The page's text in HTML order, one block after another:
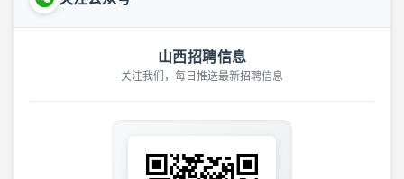
山西招聘信息
关注我们，每日推送最新招聘信息